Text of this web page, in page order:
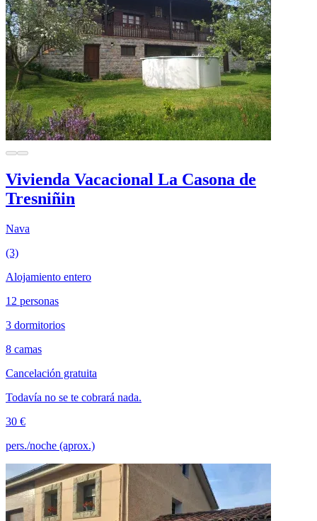
Vivienda Vacacional La Casona de
Tresniñin
Nava
(3)
Alojamiento entero
12 personas
3 dormitorios
8 camas
Cancelación gratuita
Todavía no se te cobrará nada.
30 €
pers./noche (aprox.)